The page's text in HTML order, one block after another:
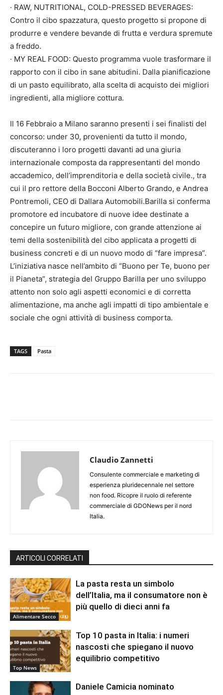
· RAW, NUTRITIONAL, COLD-PRESSED BEVERAGES:
Contro il cibo spazzatura, questo progetto si propone di
produrre e vendere bevande di frutta e verdura spremute
a freddo.
· MY REAL FOOD: Questo programma vuole trasformare il
rapporto con il cibo in sane abitudini. Dalla pianificazione
di un pasto equilibrato, alla scelta di acquisto dei migliori
ingredienti, alla migliore cottura.
Il 16 Febbraio a Milano saranno presenti i sei finalisti del
concorso: under 30, provenienti da tutto il mondo,
discuteranno i loro progetti davanti ad una giuria
internazionale composta da rappresentanti del mondo
accademico, dell’imprenditoria e della società civile., tra
cui il pro rettore della Bocconi Alberto Grando, e Andrea
Pontremoli, CEO di Dallara Automobili.Barilla si conferma
promotore ed incubatore di nuove idee destinate a
concepire un futuro migliore, con grande attenzione ai
temi della sostenibilità del cibo applicata a progetti di
business concreti e di un nuovo modo di “fare impresa”.
L’iniziativa nasce nell’ambito di “Buono per Te, buono per
il Pianeta”, strategia del Gruppo Barilla per uno sviluppo
attento non solo agli aspetti economici e di corretta
alimentazione, ma anche agli impatti di tipo ambientale e
sociale che ogni attività di business comporta.
TAGS Pasta
Claudio Zannetti
Consulente commerciale e marketing di
esperienza pluridecennale nel settore
non food. Ricopre il ruolo di referente
commerciale di GDONews per il nord
Italia.
ARTICOLI CORRELATI
Alimentare Secco
La pasta resta un simbolo
dell’Italia, ma il consumatore non è
più quello di dieci anni fa
Top News
Top 10 pasta in Italia: i numeri
nascosti che spiegano il nuovo
equilibrio competitivo
Daniele Camicia nominato